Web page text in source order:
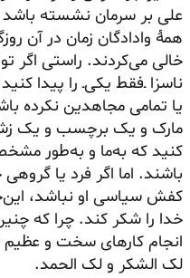
علی بر سرمان نشسته باشد
همهٔ وادادگان زمان در آن
خالی می‌کردند. راستی اگر
ناسزا ـ‌فقط یکی‌ـ را پیدا
یا تمامی مجاهدین
مارک و یک برچسب و یک
کنید که به‌ما و به‌طور
باشند. اما اگر فرد یا
کفش سیاسی او نباشد،
خدا را شکر کند. چرا که
انجام کارهای سخت و
لک الشکر و لک الحمد.